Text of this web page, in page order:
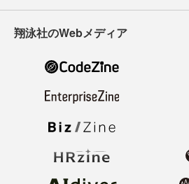
翔泳社のWebメディア